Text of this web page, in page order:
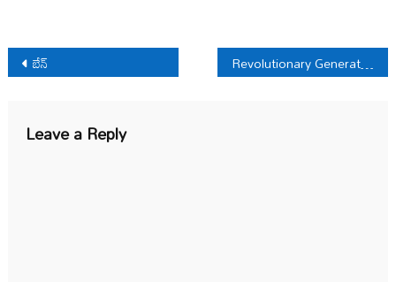
Post
navigation
బేన్ Revolutionary Generation
Leave a Reply